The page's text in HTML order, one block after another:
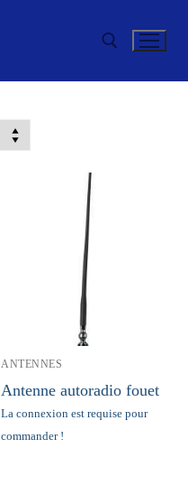
ANTENNES
Antenne autoradio fouet
La connexion est requise pour
commander !